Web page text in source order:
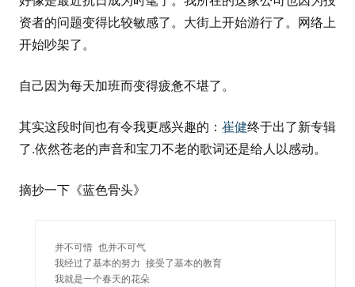
资者的问题变得比较敏感了。大街上开始游行了。网络上
开始吵架了。
自己因为每天加班而变得疲惫不堪了。
其实这段时间也有令我更感兴趣的： 崔健终于出了新专辑
了.依然苍老的声音和宝刀不老的歌词还是给人以感动。
摘抄一下《蓝色骨头》
并不可惜 也并不可气
我经过了基本的努力 接受了基本的教育
我就是一个春天的花朵